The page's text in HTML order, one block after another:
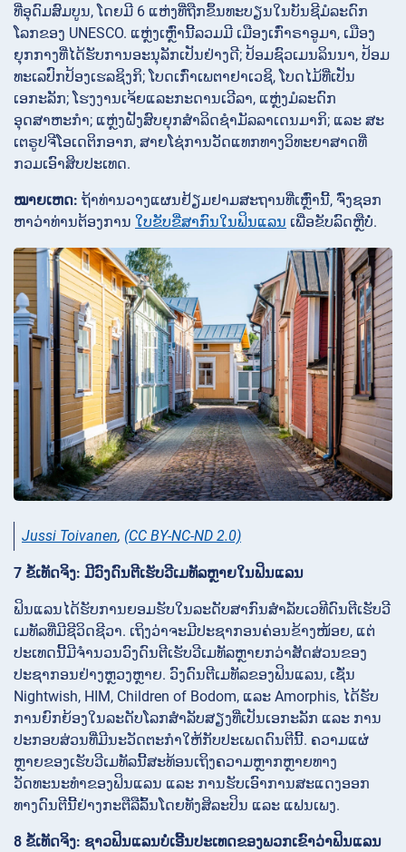
ທີ່ອຸດົມສົມບູນ, ໂດຍມີ 6 ແຫ່ງທີ່ຖືກຂຶ້ນທະບຽນໃນບັນຊີມໍລະດົກ
ໂລກຂອງ UNESCO. ແຫຼ່ງເຫຼົ່ານີ້ລວມມີ ເມືອງເກົ່າຣາອູມາ, ເມືອງ
ຍຸກກາງທີ່ໄດ້ຮັບການອະນຸລັກເປັນຢ່າງດີ; ປ້ອມຊົວເມນລິນນາ, ປ້ອມ
ທະເລປົກປ້ອງເຮລຊິງກິ; ໂບດເກົ່າເພຕາຢາເວຊິ, ໂບດໄມ້ທີ່ເປັນ
ເອກະລັກ; ໂຮງງານເຈ້ຍແລະກະດານເວີລາ, ແຫຼ່ງມໍລະດົກ
ອຸດສາຫະກຳ; ແຫຼ່ງຝັງສົບຍຸກສຳລິດຊຳມັລລາເດນມາກິ; ແລະ ສະ
ເຕຣູປຈີໂອເດຕິກອາກ, ສາຍໂຊ່ການວັດແທກທາງວິທະຍາສາດທີ່
ກວມເອົາສິບປະເທດ.
ໝາຍເຫດ: ຖ້າທ່ານວາງແຜນຢ້ຽມຢາມສະຖານທີ່ເຫຼົ່ານີ້, ຈົ່ງຊອກ
ຫາວ່າທ່ານຕ້ອງການ ໃບຂັບຂີ່ສາກົນໃນຟິນແລນ ເພື່ອຂັບລົດຫຼືບໍ່.
Jussi Toivanen, (CC BY-NC-ND 2.0)
7 ຂໍ້ເທັດຈິງ: ມີວົງດົນຕີເຮັບວີເມທັລຫຼາຍໃນຟິນແລນ
ຟິນແລນໄດ້ຮັບການຍອມຮັບໃນລະດັບສາກົນສຳລັບເວທີດົນຕີເຮັບວີ
ເມທັລທີ່ມີຊີວິດຊີວາ. ເຖິງວ່າຈະມີປະຊາກອນຄ່ອນຂ້າງໜ້ອຍ, ແຕ່
ປະເທດນີ້ມີຈຳນວນວົງດົນຕີເຮັບວີເມທັລຫຼາຍກວ່າສັດສ່ວນຂອງ
ປະຊາກອນຢ່າງຫຼວງຫຼາຍ. ວົງດົນຕີເມທັລຂອງຟິນແລນ, ເຊັ່ນ
Nightwish, HIM, Children of Bodom, ແລະ Amorphis, ໄດ້ຮັບ
ການຍົກຍ້ອງໃນລະດັບໂລກສຳລັບສຽງທີ່ເປັນເອກະລັກ ແລະ ການ
ປະກອບສ່ວນທີ່ມີນະວັດຕະກຳໃຫ້ກັບປະເພດດົນຕີນີ້. ຄວາມແຜ່
ຫຼາຍຂອງເຮັບວີເມທັລນີ້ສະທ້ອນເຖິງຄວາມຫຼາກຫຼາຍທາງ
ວັດທະນະທຳຂອງຟິນແລນ ແລະ ການຮັບເອົາການສະແດງອອກ
ທາງດົນຕີນີ້ຢ່າງກະຕືລືລົ້ນໂດຍທັງສິລະປິນ ແລະ ແຟນເພງ.
8 ຂໍ້ເທັດຈິງ: ຊາວຟິນແລນບໍ່ເອີ້ນປະເທດຂອງພວກເຂົາວ່າຟິນແລນ